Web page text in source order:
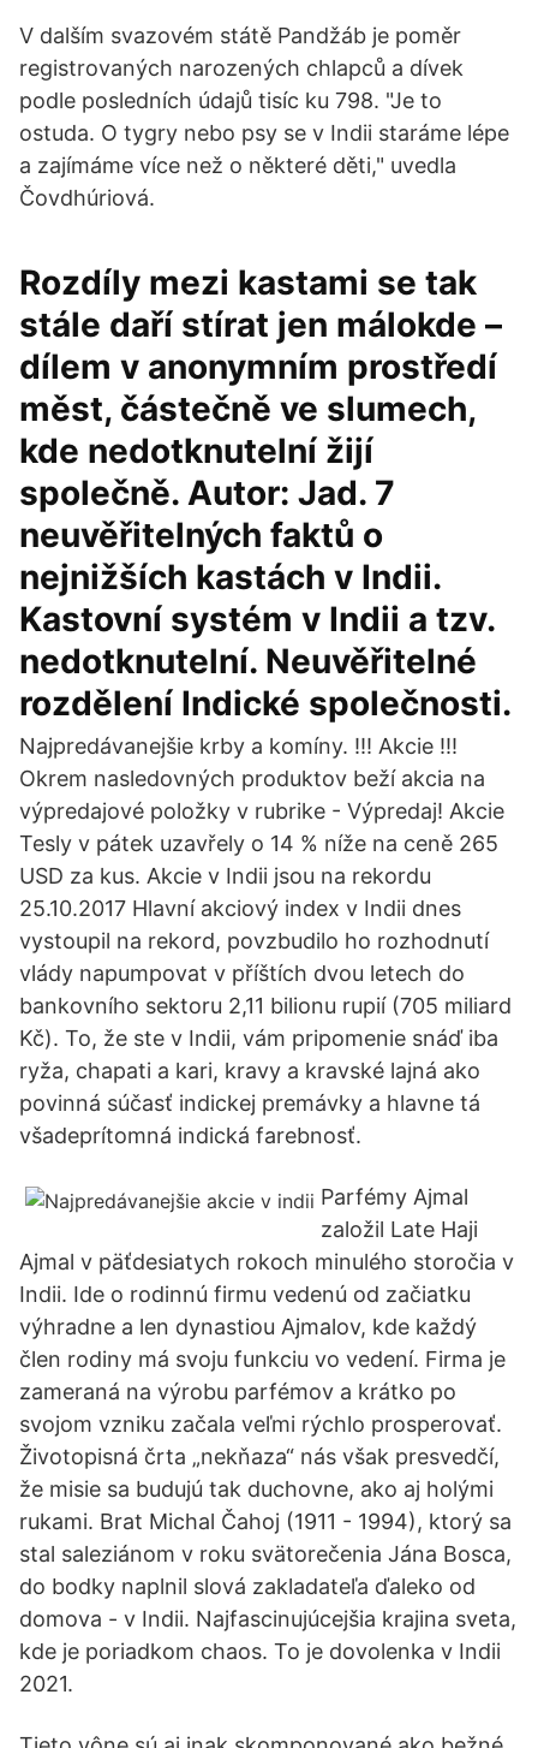
V dalším svazovém státě Pandžáb je poměr
registrovaných narozených chlapců a dívek
podle posledních údajů tisíc ku 798. "Je to
ostuda. O tygry nebo psy se v Indii staráme lépe
a zajímáme více než o některé děti," uvedla
Čovdhúriová.
Rozdíly mezi kastami se tak
stále daří stírat jen málokde –
dílem v anonymním prostředí
měst, částečně ve slumech,
kde nedotknutelní žijí
společně. Autor: Jad. 7
neuvěřitelných faktů o
nejnižších kastách v Indii.
Kastovní systém v Indii a tzv.
nedotknutelní. Neuvěřitelné
rozdělení Indické společnosti.
Najpredávanejšie krby a komíny. !!! Akcie !!!
Okrem nasledovných produktov beží akcia na
výpredajové položky v rubrike - Výpredaj! Akcie
Tesly v pátek uzavřely o 14 % níže na ceně 265
USD za kus. Akcie v Indii jsou na rekordu
25.10.2017 Hlavní akciový index v Indii dnes
vystoupil na rekord, povzbudilo ho rozhodnutí
vlády napumpovat v příštích dvou letech do
bankovního sektoru 2,11 bilionu rupií (705 miliard
Kč). To, že ste v Indii, vám pripomenie snáď iba
ryža, chapati a kari, kravy a kravské lajná ako
povinná súčasť indickej premávky a hlavne tá
všadeprítomná indická farebnosť.
Parfémy Ajmal
založil Late Haji
Ajmal v päťdesiatych rokoch minulého storočia v
Indii. Ide o rodinnú firmu vedenú od začiatku
výhradne a len dynastiou Ajmalov, kde každý
člen rodiny má svoju funkciu vo vedení. Firma je
zameraná na výrobu parfémov a krátko po
svojom vzniku začala veľmi rýchlo prosperovať.
Životopisná črta „nekňaza“ nás však presvedčí,
že misie sa budujú tak duchovne, ako aj holými
rukami. Brat Michal Čahoj (1911 - 1994), ktorý sa
stal saleziánom v roku svätorečenia Jána Bosca,
do bodky naplnil slová zakladateľa ďaleko od
domova - v Indii. Najfascinujúcejšia krajina sveta,
kde je poriadkom chaos. To je dovolenka v Indii
2021.